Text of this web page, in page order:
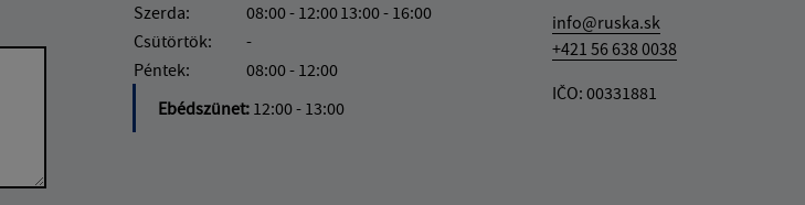
Szerda:
08:00 - 12:0013:00 - 16:00
Csütörtök:
-
Péntek:
08:00 - 12:00
Ebédszünet: 12:00 - 13:00
info@ruska.sk
+421 56 638 0038
IČO: 00331881